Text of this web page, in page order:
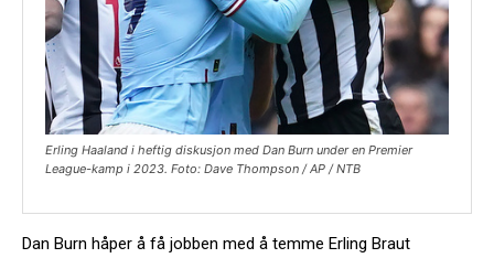
Erling Haaland i heftig diskusjon med Dan Burn under en Premier
League-kamp i 2023. Foto: Dave Thompson / AP / NTB
Dan Burn håper å få jobben med å temme Erling Braut